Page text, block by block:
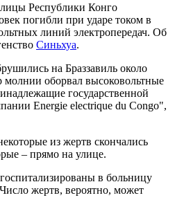
Республики Конго
погибли при ударе током в
линий электропередач. Об
Синьхуа.
на Браззавиль около
молнии оборвал высоковольтные
государственной
Energie electrique du Congo",
из жертв скончались
– прямо на улице.
в больницу
жертв, вероятно, может